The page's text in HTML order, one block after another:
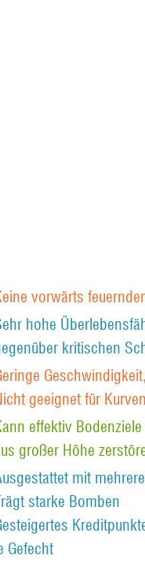
vorwärts
hohe
kritischen
geeignet für
effektiv
großer Höhe
mit
starke Bomben
Gefecht